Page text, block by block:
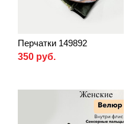
Перчатки 149892
350 руб.